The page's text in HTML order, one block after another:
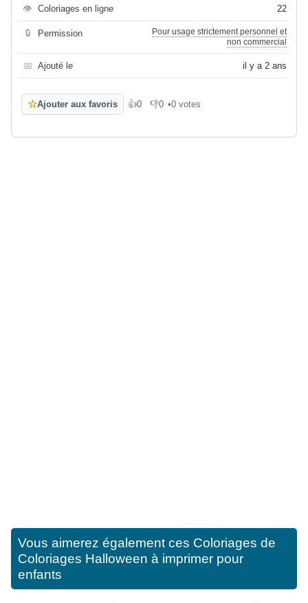
👁 Coloriages en ligne 22
🔒 Permission
Pour usage strictement personnel et
non commercial
📅 Ajouté le il y a 2 ans
☆Ajouter aux favoris 👍0
J'aime 👎0
Je n'aime pas
•0 votes
Vous aimerez également ces Coloriages de
Coloriages Halloween à imprimer pour
enfants